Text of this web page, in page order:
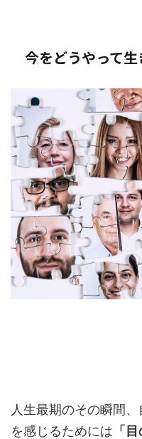
今をどうやって
人生最期のその瞬間
を感じるためには 「